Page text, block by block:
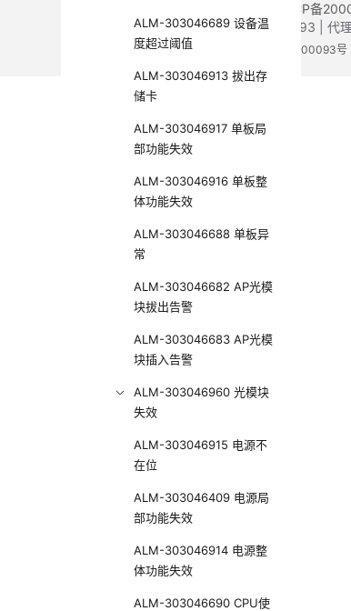
ALM-303046689 设备温
度超过阈值
ALM-303046913 拔出存
储卡
ALM-303046917 单板局
部功能失效
ALM-303046916 单板整
体功能失效
ALM-303046688 单板异
常
ALM-303046682 AP光模
块拔出告警
ALM-303046683 AP光模
块插入告警
ALM-303046960 光模块
失效
ALM-303046915 电源不
在位
ALM-303046409 电源局
部功能失效
ALM-303046914 电源整
体功能失效
ALM-303046690 CPU使
黔ICP备
增值电信业务经营许可证：B1.B2-20200593 | 代
电子营业执照 贵公网安备 52990002000093号